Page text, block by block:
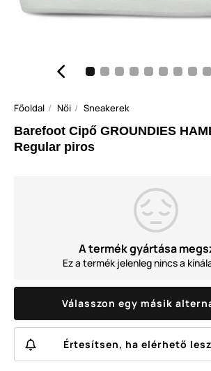
Főoldal Női Sneakerek
Barefoot Cipő GROUNDIES
Regular piros
A termék gyártása
Ez a termék jelenleg nincs a
Válasszon egy másik
Értesítsen, ha elérhető